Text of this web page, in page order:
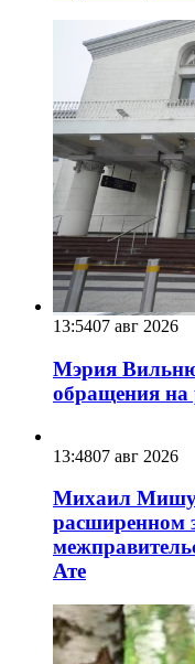
13:5407 авг 2026
Мэрия
обращения на
13:4807 авг 2026
Михаил
расширенном
Ате